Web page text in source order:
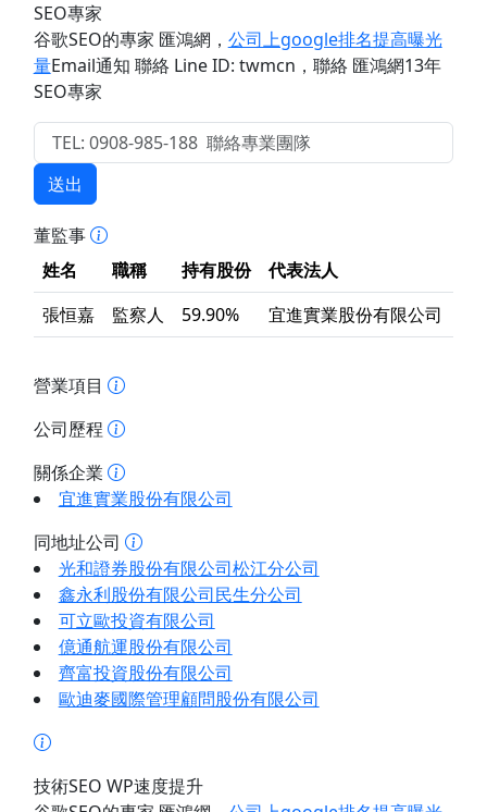
SEO專家
谷歌SEO的專家 匯鴻網 ， 公司上google排名提高曝光
量Email通知 聯絡 Line ID: twmcn ，聯絡 匯鴻網13年
SEO專家
送出
董監事
姓名
職稱 持有股份
代表法人
張恒嘉
監察人 59.90% 宜進實業股份有限公司
營業項目
公司歷程
關係企業
宜進實業股份有限公司
同地址公司
光和證券股份有限公司松江分公司
鑫永利股份有限公司民生分公司
可立歐投資有限公司
億通航運股份有限公司
齊富投資股份有限公司
歐迪麥國際管理顧問股份有限公司
技術SEO WP速度提升